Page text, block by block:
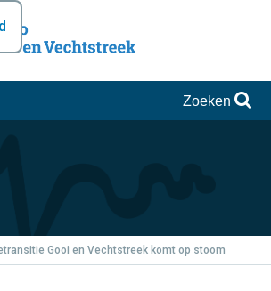
Zoeken
Gooi en Vechtstreek komt op stoom